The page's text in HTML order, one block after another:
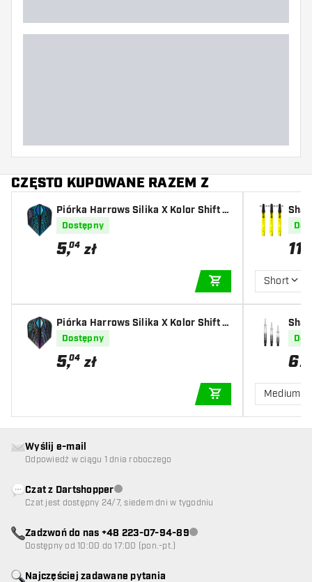
CZĘSTO KUPOWANE RAZEM Z
Piórka Harrows Silika X Kolor Shift B
lue NO6 Tough Crystalline Coated
Dostępny
5,04 zł
DODAJ DO
Piórka Harrows Silika X Kolor Shift S
ilver NO6 Tough Crystalline Coated
Dostępny
5,04 zł
DODAJ DO
11
Short
lear
6zł
Medium
Najczęściej zadawane pytania
Wyślij e-mail
Odpowiedź w ciągu 1 dnia roboczego
Czat z DartshopperObsługa klienta niedostępna
Czat jest dostępny 24/7, siedem dni w tygodniu
Zadzwoń do nas +48 223-07-94-89Obsługa klienta niedostępna
Dostępny od 10:00 do 17:00 (pon.-pt.)